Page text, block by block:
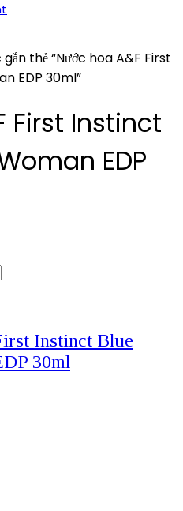
gắn thẻ “Nước hoa A&F First
EDP 30ml”
First Instinct
EDP
Instinct Blue
30ml